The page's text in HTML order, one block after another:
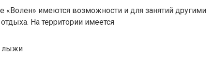
имеются возможности и для занятий другими
На территории имеется
лыжи